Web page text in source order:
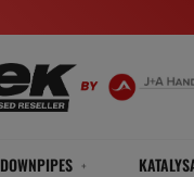
DOWNPIPES